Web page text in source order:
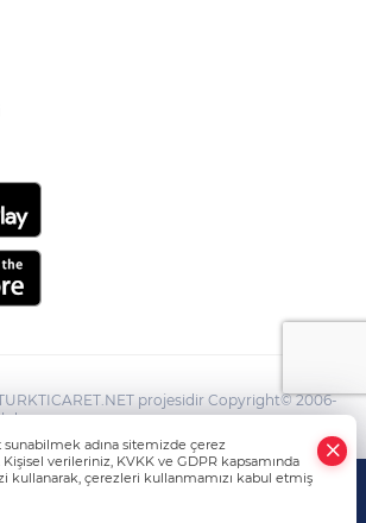
projesidir Copyright© 2006-
adına sitemizde çerez
verileriniz, KVKK ve GDPR kapsamında
kullanarak, çerezleri kullanmamızı kabul etmiş